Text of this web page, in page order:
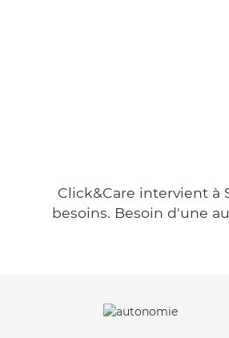
Click&Care intervient à
besoins. Besoin d'une